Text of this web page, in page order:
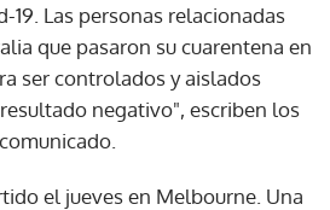
Las personas relacionadas
que pasaron su cuarentena en
ser controlados y aislados
negativo", escriben los
el jueves en Melbourne. Una